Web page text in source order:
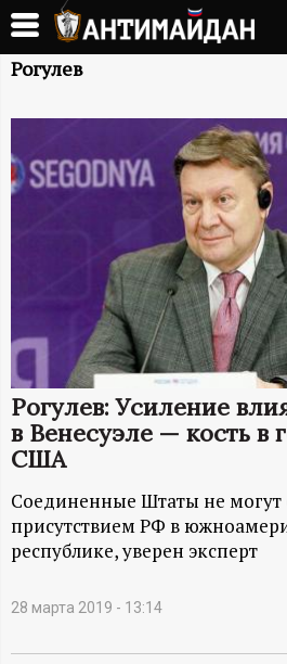
Перейти
основному
А
Н
Т
А
Й
Д
А
Н
-
и
Рогулев
Рогулев: Усиление
в Венесуэле — кость в
США
Соединенные Штаты не могут
присутствием РФ в
республике, уверен эксперт
28 марта 2019 - 13:14